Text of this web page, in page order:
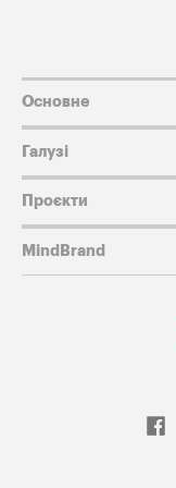
Основне
Галузі
Проєкти
MindBrand